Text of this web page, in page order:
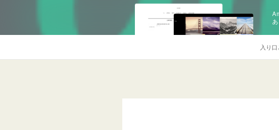
入り